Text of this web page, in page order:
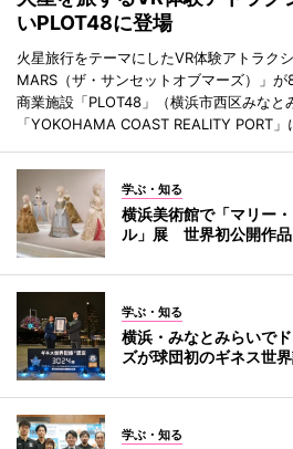
いPLOT48に登場
火星旅行をテーマにしたVR体験アトラク
MARS（ザ・サンセットオブマーズ）」
商業施設「PLOT48」（横浜市西区みなと
「YOKOHAMA COAST REALITY PORT」
学ぶ・知る
横浜美術館で「マリー
ル」展 世界初公開作
学ぶ・知る
横浜・みなとみらいで
ズが球団初のギネス世
学ぶ・知る